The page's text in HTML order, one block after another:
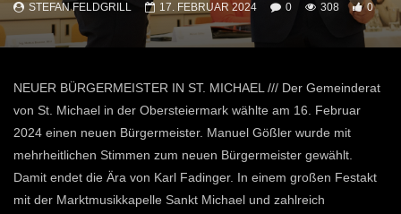
STEFAN FELDGRILL 17. FEBRUAR 2024 0 308 0
NEUER BÜRGERMEISTER IN ST. MICHAEL /// Der Gemeinderat
von St. Michael in der Obersteiermark wählte am 16. Februar
2024 einen neuen Bürgermeister. Manuel Gößler wurde mit
mehrheitlichen Stimmen zum neuen Bürgermeister gewählt.
Damit endet die Ära von Karl Fadinger. In einem großen Festakt
mit der Marktmusikkapelle Sankt Michael und zahlreich